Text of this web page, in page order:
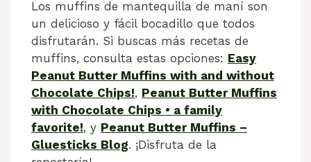
Los muffins de mantequilla de maní son
un delicioso y fácil bocadillo que todos
disfrutarán. Si buscas más recetas de
muffins, consulta estas opciones: Easy
Peanut Butter Muffins with and without
Chocolate Chips!, Peanut Butter Muffins
with Chocolate Chips • a family
favorite!, y Peanut Butter Muffins –
Gluesticks Blog. ¡Disfruta de la